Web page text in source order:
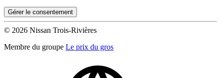
Gérer le consentement
© 2026 Nissan Trois-Rivières
Membre du groupe Le prix du gros